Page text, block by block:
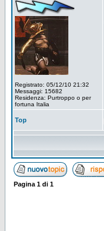
Registrato: 05/12/10 21:32
Messaggi: 15682
Residenza: Purtroppo o per
fortuna Italia
Top
Pagina 1 di 1